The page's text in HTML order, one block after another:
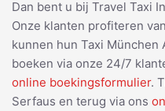
Dan bent u bij Travel Taxi
Onze klanten profiteren
kunnen hun Taxi
boeken via onze 24/7
online boekingsformulier.
Serfaus en terug via ons